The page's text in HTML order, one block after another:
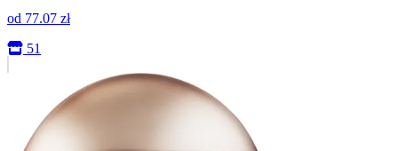
od 77.07 zł
51